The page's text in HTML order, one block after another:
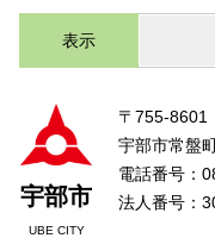
表示
宇部市
UBE CITY
〒755-8601
宇部市常盤
電話番号：
法人番号：